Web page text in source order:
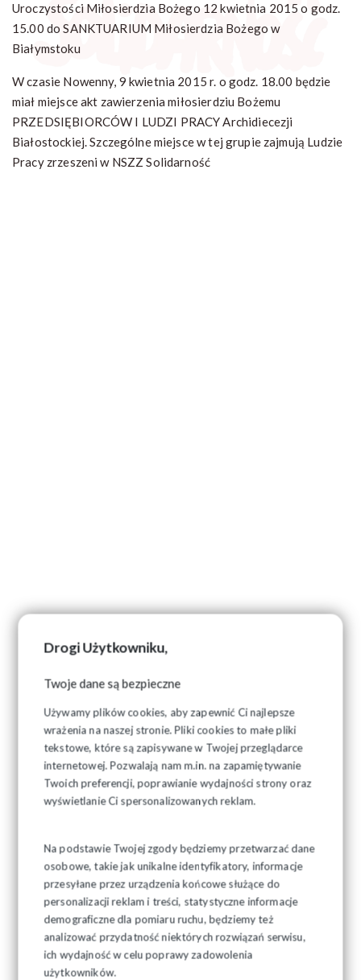
Drogi Użytkowniku,
Twoje dane są bezpieczne
Używamy plików cookies, aby zapewnić Ci najlepsze
wrażenia na naszej stronie. Pliki cookies to małe pliki
tekstowe, które są zapisywane w Twojej przeglądarce
internetowej. Pozwalają nam m.in. na zapamiętywanie
Twoich preferencji, poprawianie wydajności strony oraz
wyświetlanie Ci spersonalizowanych reklam.
Na podstawie Twojej zgody będziemy przetwarzać dane
osobowe, takie jak unikalne identyfikatory, informacje
przesyłane przez urządzenia końcowe służące do
personalizacji reklam i treści, statystyczne informacje
demograficzne dla pomiaru ruchu, będziemy też
analizować przydatność niektórych rozwiązań serwisu,
ich wydajność w celu poprawy zadowolenia
użytkowników.
Uroczystości Miłosierdzia Bożego 12 kwietnia 2015 o godz.
15.00 do SANKTUARIUM Miłosierdzia Bożego w
Białymstoku
W czasie Nowenny, 9 kwietnia 2015 r. o godz. 18.00 będzie
miał miejsce akt zawierzenia miłosierdziu Bożemu
PRZEDSIĘBIORCÓW I LUDZI PRACY Archidiecezji
Białostockiej. Szczególne miejsce w tej grupie zajmują Ludzie
Pracy zrzeszeni w NSZZ Solidarność